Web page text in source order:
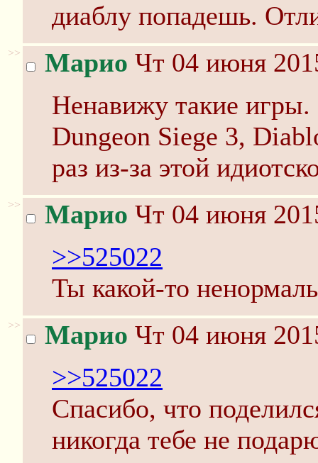
диаблу попадешь.
>> Марио Чт 04 июня
Ненавижу такие
Dungeon Siege 3,
раз из-за этой
>> Марио Чт 04 июня
>>525022
Ты какой-то
>> Марио Чт 04 июня
>>525022
Спасибо, что
никогда тебе не